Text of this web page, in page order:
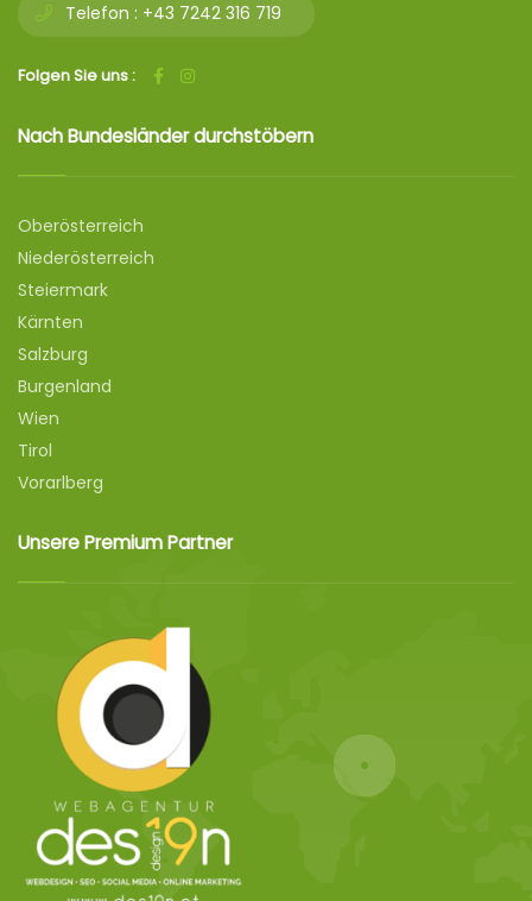
Telefon : +43 7242 316 719
Folgen Sie uns :
Nach Bundesländer durchstöbern
Oberösterreich
Niederösterreich
Steiermark
Kärnten
Salzburg
Burgenland
Wien
Tirol
Vorarlberg
Unsere Premium Partner